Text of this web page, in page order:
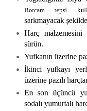
Borcam tepsi
sarkmayacak
Harç malzemesini
sürün.
Yufkanın üzerine
İkinci yufkayı
üzerine pazılı
En son üçüncü
sodalı yumurtalı